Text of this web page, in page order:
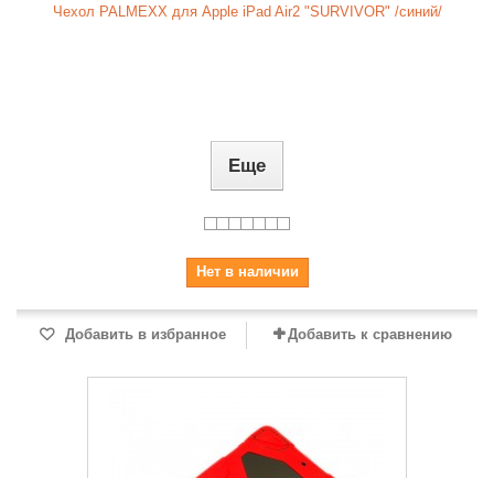
Чехол PALMEXX для Apple iPad Air2 "SURVIVOR" /синий/
Еще
Нет в наличии
Добавить в избранное Добавить к сравнению